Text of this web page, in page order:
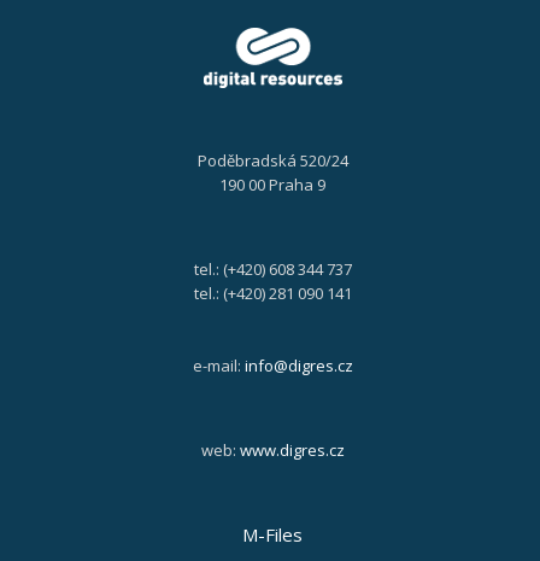
Poděbradská 520/24
190 00 Praha 9
tel.: (+420) 608 344 737
tel.: (+420) 281 090 141
e-mail: info@digres.cz
web: www.digres.cz
M-Files